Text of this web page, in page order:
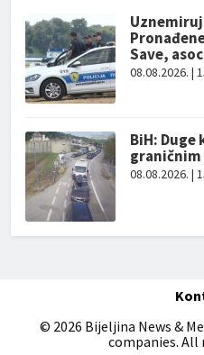
Save,
08.08.2026. |
BiH:
08.08.2026. |
© 2026 Bijeljina News &
companies. All